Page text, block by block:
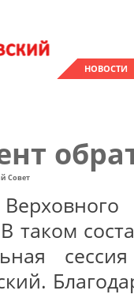
НОВОСТИ
Совет
таком